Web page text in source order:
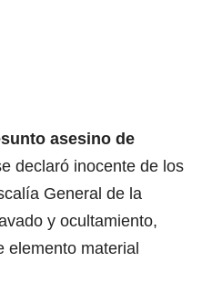
asesino de
declaró inocente de los
General de la
y ocultamiento,
elemento material